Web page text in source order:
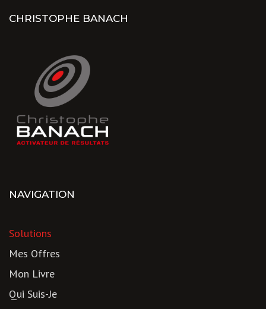
CHRISTOPHE BANACH
NAVIGATION
Solutions
Mes Offres
Mon Livre
Qui Suis-Je